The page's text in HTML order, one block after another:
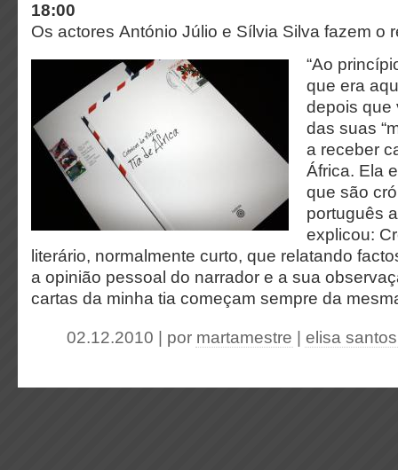
18:00
Os actores António Júlio e Sílvia Silva fazem o
“Ao
que era
depois que
das suas
a receber
África. Ela
que são
português
explicou:
literário, normalmente curto, que relatando
a opinião pessoal do narrador e a sua
cartas da minha tia começam sempre da
02.12.2010 | por martamestre elisa santos